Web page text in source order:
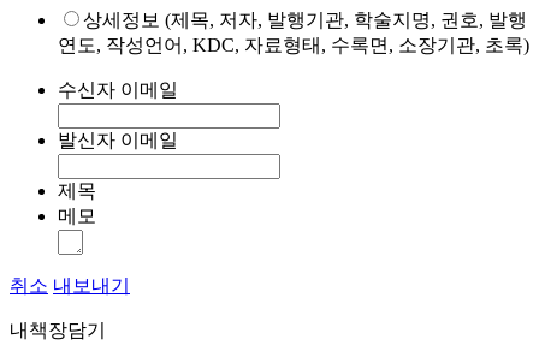
상세정보 (제목, 저자, 발행기관, 학술지명, 권호, 발행
연도, 작성언어, KDC, 자료형태, 수록면, 소장기관, 초록)
수신자 이메일
발신자 이메일
제목
메모
취소 내보내기
내책장담기